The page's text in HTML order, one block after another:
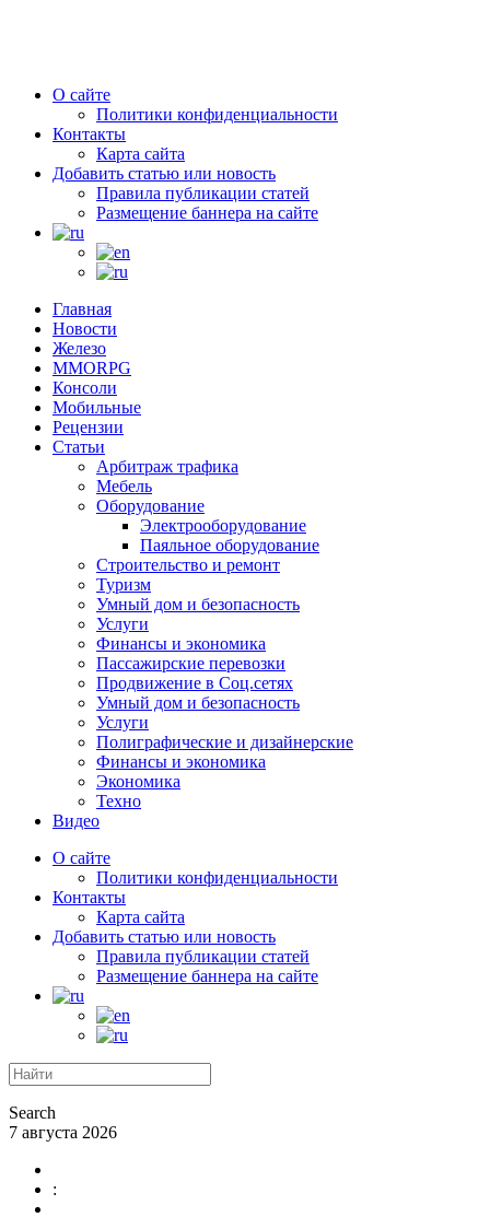
О сайте
Политики конфиденциальности
Контакты
Карта сайта
Добавить статью или новость
Правила публикации статей
Размещение баннера на сайте
Главная
Новости
Железо
MMORPG
Консоли
Мобильные
Рецензии
Статьи
Арбитраж трафика
Мебель
Оборудование
Электрооборудование
Паяльное оборудование
Строительство и ремонт
Туризм
Умный дом и безопасность
Услуги
Финансы и экономика
Пассажирские перевозки
Продвижение в Соц.сетях
Умный дом и безопасность
Услуги
Полиграфические и дизайнерские
Финансы и экономика
Экономика
Техно
Видео
О сайте
Политики конфиденциальности
Контакты
Карта сайта
Добавить статью или новость
Правила публикации статей
Размещение баннера на сайте
Search
7 августа 2026
: